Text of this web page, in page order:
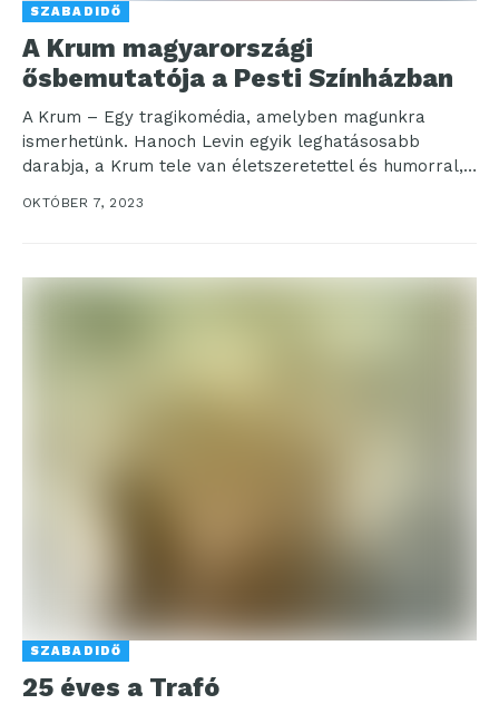
SZABADIDŐ
A Krum magyarországi
ősbemutatója a Pesti Színházban
A Krum – Egy tragikomédia, amelyben magunkra
ismerhetünk. Hanoch Levin egyik leghatásosabb
darabja, a Krum tele van életszeretettel és humorral,
miközben fájdalmasan őszintén...
OKTÓBER 7, 2023
SZABADIDŐ
25 éves a Trafó